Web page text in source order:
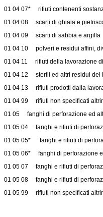
01 04 07* rifiuti contenenti
01 04 08 scarti di ghiaia e
01 04 09 scarti di sabbia e argilla
01 04 10 polveri e residui affini,
01 04 11 rifiuti della lavorazione di
01 04 12 sterili ed altri residui del
01 04 13 rifiuti prodotti dalla
01 04 99 rifiuti non specificati
01 05 fanghi di perforazione ed
01 05 04 fanghi e rifiuti di
01 05 05* fanghi e rifiuti di
01 05 06* fanghi di perforazione
01 05 07 fanghi e rifiuti di
01 05 08 fanghi e rifiuti di
01 05 99 rifiuti non specificati